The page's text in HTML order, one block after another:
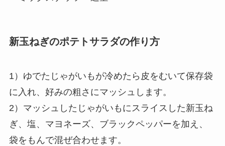
新玉ねぎのポテトサラダの作り方
1）ゆでたじゃがいもが冷めたら皮をむいて保存袋
に入れ、好みの粗さにマッシュします。
2）マッシュしたじゃがいもにスライスした新玉ね
ぎ、塩、マヨネーズ、ブラックペッパーを加え、
袋をもんで混ぜ合わせます。